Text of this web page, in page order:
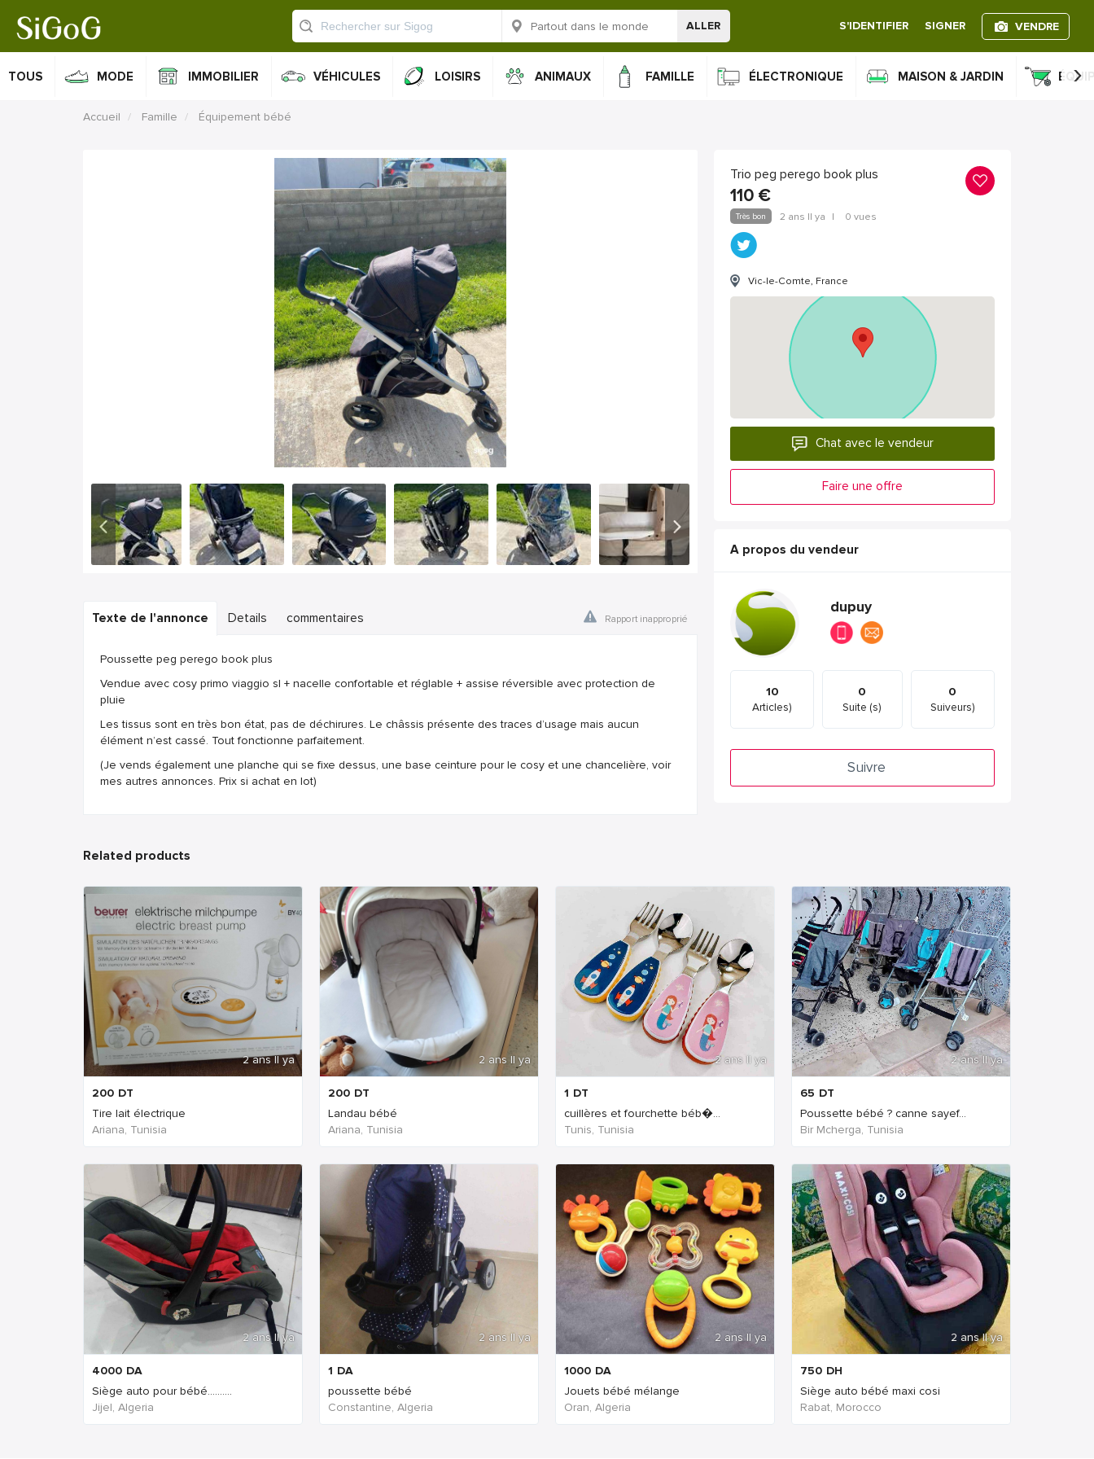
ALLER S'IDENTIFIER SIGNER VENDRE
TOUS MODE IMMOBILIER VÉHICULES LOISIRS ANIMAUX FAMILLE ÉLECTRONIQUE MAISON & JARDIN ›
Accueil Famille Équipement bébé
Texte de l'annonce Details commentaires Rapport inapproprié
Poussette peg perego book plus
Vendue avec cosy primo viaggio sl + nacelle confortable et réglable + assise réversible avec protection de
pluie
Les tissus sont en très bon état, pas de déchirures. Le châssis présente des traces d’usage mais aucun
élément n’est cassé. Tout fonctionne parfaitement.
(Je vends également une planche qui se fixe dessus, une base ceinture pour le cosy et une chancelière, voir
mes autres annonces. Prix si achat en lot)
Trio peg perego book plus
110 €
Très bon 2 ans Il ya | 0 vues
Vic-le-Comte, France
Chat avec le vendeur
Faire une offre
A propos du vendeur
dupuy
10
Articles)
0
Suite (s)
0
Suiveurs)
Suivre
Related products
2 ans Il ya
200 DT
Tire lait électrique
Ariana, Tunisia
2 ans Il ya
200 DT
Landau bébé
Ariana, Tunisia
2 ans Il ya
1 DT
cuillères et fourchette béb�...
Tunis, Tunisia
2 ans Il ya
65 DT
Poussette bébé ? canne sayef...
Bir Mcherga, Tunisia
2 ans Il ya
4000 DA
Siège auto pour bébé..........
Jijel, Algeria
2 ans Il ya
1 DA
poussette bébé
Constantine, Algeria
2 ans Il ya
1000 DA
Jouets bébé mélange
Oran, Algeria
2 ans Il ya
750 DH
Siège auto bébé maxi cosi
Rabat, Morocco